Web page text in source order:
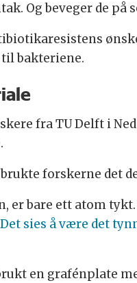
Og beveger de
bakteriene.
fra TU Delft i
forskerne det
er bare ett atom
Det sies å være det
en grafénplate